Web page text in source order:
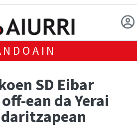
SD Eibar
ean da Yerai